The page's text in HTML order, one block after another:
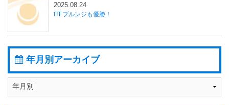
ITFブルンジも優勝！
2025.08.24
年月別アーカイブ